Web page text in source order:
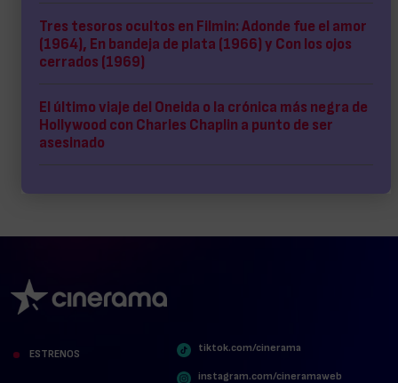
Tres tesoros ocultos en Filmin: Adonde fue el amor
(1964), En bandeja de plata (1966) y Con los ojos
cerrados (1969)
El último viaje del Oneida o la crónica más negra de
Hollywood con Charles Chaplin a punto de ser
asesinado
ESTRENOS
tiktok.com/cinerama
instagram.com/cineramaweb